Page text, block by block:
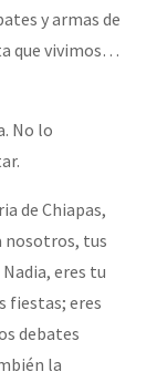
y armas de
que vivimos…
No lo
de Chiapas,
nosotros, tus
eres tu
fiestas; eres
debates
la